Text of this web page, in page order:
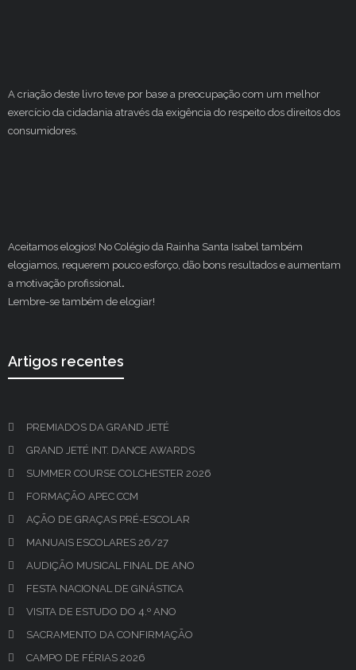
A criação deste livro teve por base a preocupação com um melhor
exercício da cidadania através da exigência do respeito dos direitos dos
consumidores.
Aceitamos elogios! No Colégio da Rainha Santa Isabel também
elogiamos, requerem pouco esforço, dão bons resultados e aumentam
a motivação profissional.
Lembre-se também de elogiar!
Artigos recentes
PREMIADOS DA GRAND JETÉ
GRAND JETÉ INT. DANCE AWARDS
SUMMER COURSE COLCHESTER 2026
FORMAÇÃO APEC CCM
AÇÃO DE GRAÇAS PRÉ-ESCOLAR
MANUAIS ESCOLARES 26/27
AUDIÇÃO MUSICAL FINAL DE ANO
FESTA NACIONAL DE GINÁSTICA
VISITA DE ESTUDO DO 4.º ANO
SACRAMENTO DA CONFIRMAÇÃO
CAMPO DE FÉRIAS 2026